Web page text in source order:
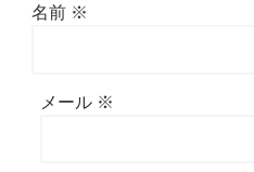
名前 ※
メール ※